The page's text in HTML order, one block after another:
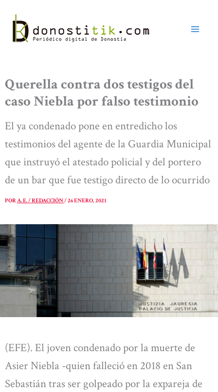
contenido
Querella contra dos testigos del
caso Niebla por falso testimonio
El ya condenado pone en entredicho los
testimonios del agente de la Guardia Municipal
que instruyó el atestado policial y del portero
de un bar que fue testigo directo de lo ocurrido
PORA. E. / REDACCIÓN/26 ENERO, 2021
(EFE). El joven condenado por la muerte de
Asier Niebla -quien falleció en 2018 en San
Sebastián tras ser golpeado por la expareja de